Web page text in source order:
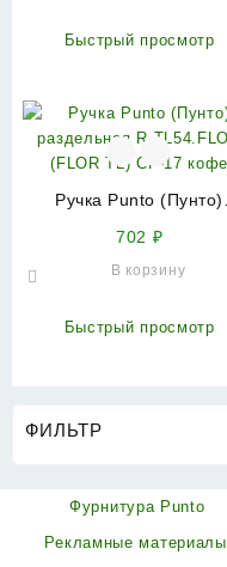
Быстрый просмотр
Ручка Punto (Пунто)
702 ₽
В корзину
Быстрый просмотр
ФИЛЬТР
Фурнитура Punto
Рекламные материалы